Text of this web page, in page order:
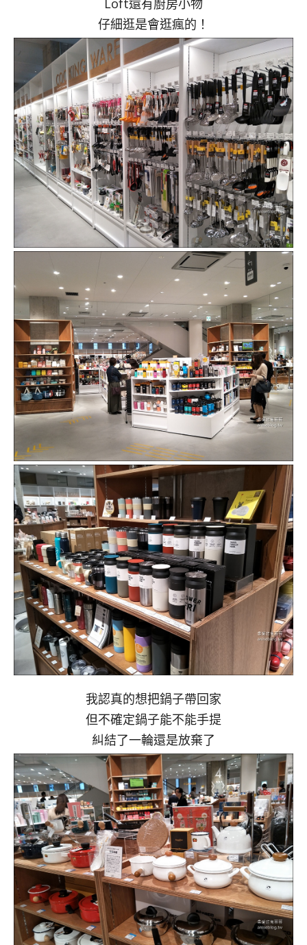
仔細逛是會逛瘋的！
我認真的想把鍋子帶回家
但不確定鍋子能不能手提
糾結了一輪還是放棄了